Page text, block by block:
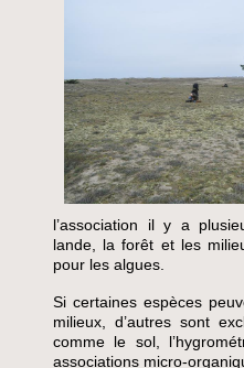
l’association il y a
lande, la forêt et les
pour les algues.
Si certaines espèces
milieux, d’autres sont
comme le sol,
associations micro-